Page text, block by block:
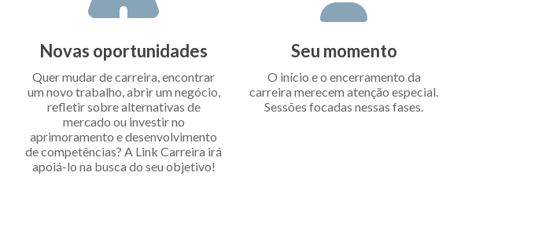
Novas oportunidades
Quer mudar de carreira, encontrar
um novo trabalho, abrir um negócio,
refletir sobre alternativas de
mercado ou investir no
aprimoramento e desenvolvimento
de competências? A Link Carreira irá
apoiá-lo na busca do seu objetivo!
Seu momento
O início e o encerramento da
carreira merecem atenção especial.
Sessões focadas nessas fases.